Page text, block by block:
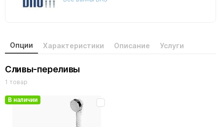
Опции Характеристики Описание Услуги
Сливы-переливы
1 товар
В наличии